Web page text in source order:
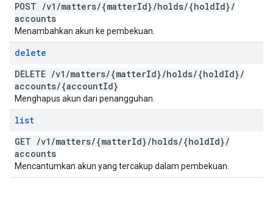
POST /v1 /matters/{matterId}/holds/{holdId}/
accounts
Menambahkan akun ke pembekuan.
delete
DELETE /v1 /matters/{matterId}/holds/{holdId}/
accounts/{accountId}
Menghapus akun dari penangguhan.
list
GET /v1 /matters/{matterId}/holds/{holdId}/
accounts
Mencantumkan akun yang tercakup dalam pembekuan.